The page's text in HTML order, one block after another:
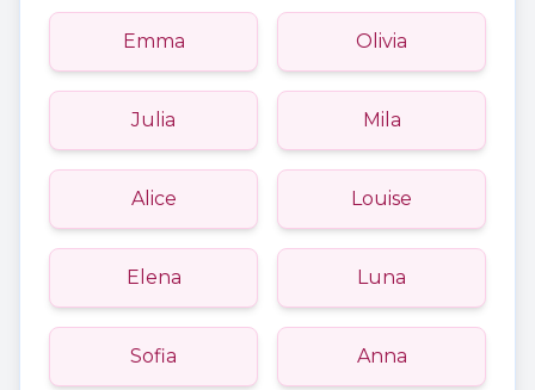
Emma Olivia
Julia Mila
Alice Louise
Elena Luna
Sofia Anna